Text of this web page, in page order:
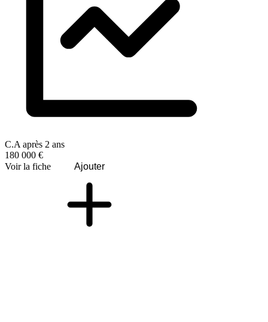
C.A après 2 ans
180 000 €
Voir la fiche
Ajouter